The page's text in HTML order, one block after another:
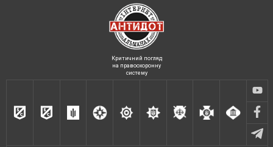
Критичний погляд
на правоохоронну
систему